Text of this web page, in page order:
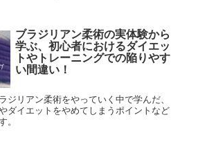
ブラジリアン柔術の実体験から
学ぶ、初心者におけるダイエッ
トやトレーニングでの陥りやす
い間違い！
ジリアン柔術をやっていく中で学んだ、
ダイエットをやめてしまうポイントなど
。